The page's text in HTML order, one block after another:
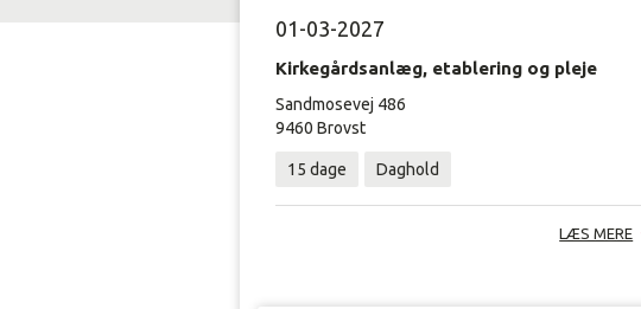
01-03-2027
Kirkegårdsanlæg, etablering og pleje
Sandmosevej 486
9460 Brovst
15 dage Daghold
LÆS MERE